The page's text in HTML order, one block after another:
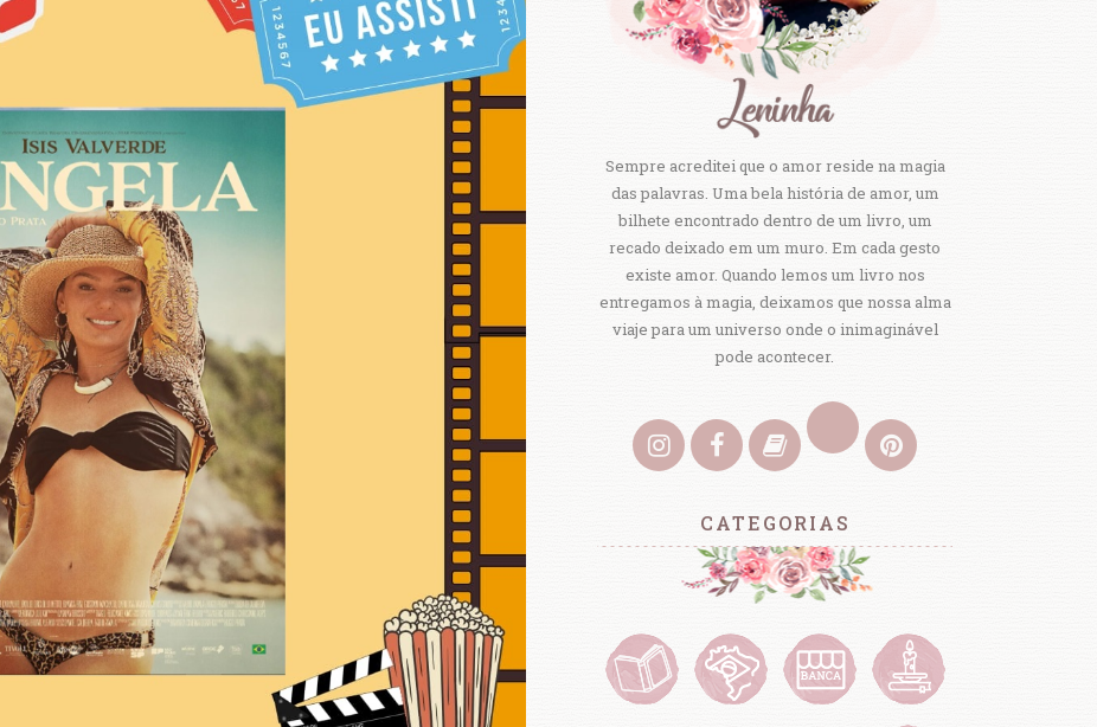
Sempre acreditei que o amor reside na magia
das palavras. Uma bela história de amor, um
bilhete encontrado dentro de um livro, um
recado deixado em um muro. Em cada gesto
existe amor. Quando lemos um livro nos
entregamos à magia, deixamos que nossa alma
viaje para um universo onde o inimaginável
pode acontecer.
CATEGORIAS